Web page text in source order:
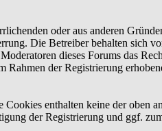
oder aus anderen
Die Betreiber behalten sich
dieses Forums das
Rahmen der Registrierung
enthalten keine der oben
der Registrierung und ggf.